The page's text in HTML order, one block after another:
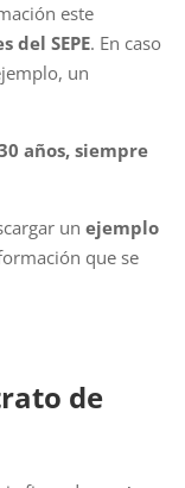
este
del SEPE. En caso
un
años, siempre
un ejemplo
que se
de